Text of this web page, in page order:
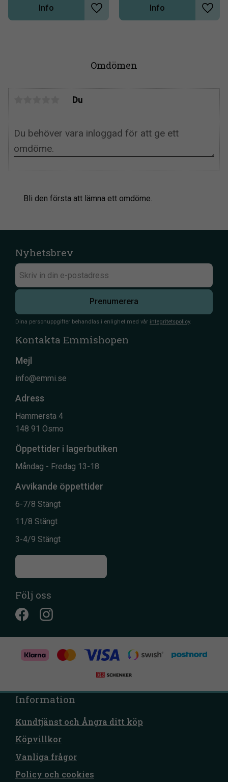
Omdömen
Du
Bli den första att lämna ett omdöme.
Lägg till i önskelista
Info
Lägg
Info
Nyhetsbrev
Prenumerera
Dina personuppgifter behandlas i enlighet med vår integritetspolicy.
Kontakta Emmishopen
Mejl
info@emmi.se
Adress
Hammersta 4
148 91 Ösmo
Öppettider i lagerbutiken
Måndag - Fredag 13-18
Avvikande öppettider
6-7/8 Stängt
11/8 Stängt
3-4/9 Stängt
Följ oss
Information
Kundtjänst och Ångra ditt köp
Köpvillkor
Vanliga frågor
Policy och cookies